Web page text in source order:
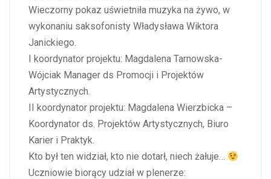
Wieczorny pokaz uświetniła muzyka na żywo, w
wykonaniu saksofonisty Władysława Wiktora
Janickiego.
I koordynator projektu: Magdalena Tarnowska-
Wójciak Manager ds Promocji i Projektów
Artystycznych.
II koordynator projektu: Magdalena Wierzbicka –
Koordynator ds. Projektów Artystycznych, Biuro
Karier i Praktyk.
Kto był ten widział, kto nie dotarł, niech żałuje…
Uczniowie biorący udział w plenerze: